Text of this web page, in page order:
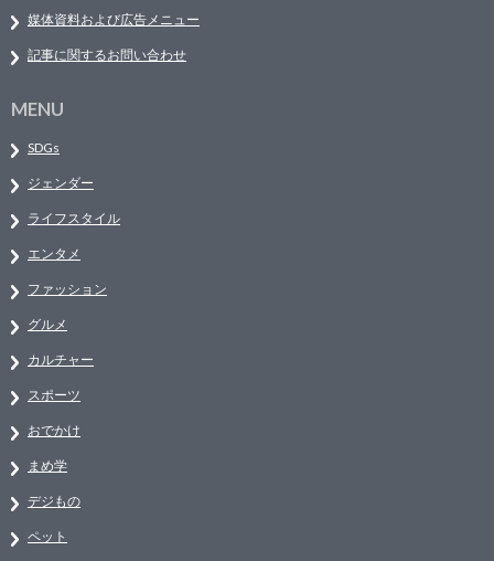
媒体資料および広告メニュー
記事に関するお問い合わせ
MENU
SDGs
ジェンダー
ライフスタイル
エンタメ
ファッション
グルメ
カルチャー
スポーツ
おでかけ
まめ学
デジもの
ペット